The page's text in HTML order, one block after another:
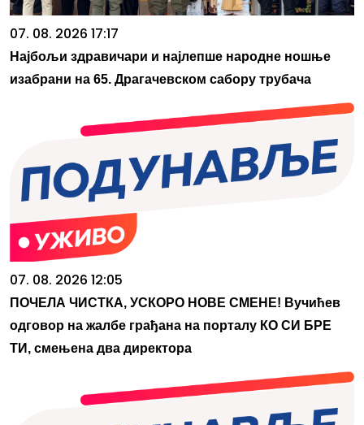
07. 08. 2026 17:17
Најбољи здравичари и најлепше народне ношње
изабрани на 65. Драгачевском сабору трубача
07. 08. 2026 12:05
ПОЧЕЛА ЧИСТКА, УСКОРО НОВЕ СМЕНЕ! Вучићев
одговор на жалбе грађана на порталу КО СИ БРЕ
ТИ, смењена два директора